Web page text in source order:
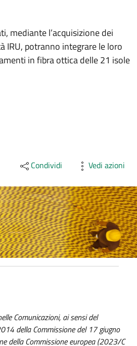
mediante l’acquisizione dei
IRU, potranno integrare le loro
in fibra ottica delle 21 isole
Condividi Vedi azioni
Comunicazioni, ai sensi del
della Commissione del 17 giugno
della Commissione europea (2023/C